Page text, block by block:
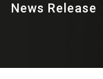
News Release